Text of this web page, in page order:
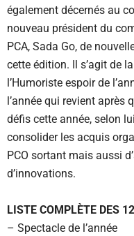
également décernés au
nouveau président du
PCA, Sada Go, de
cette édition. Il s’agit de
l’Humoriste espoir de
l’année qui revient après
défis cette année, selon
consolider les acquis
PCO sortant mais aussi
d’innovations.
LISTE COMPLÈTE DES
– Spectacle de l’année